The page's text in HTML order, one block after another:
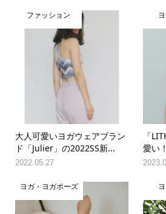
ファッション
大人可愛いヨガウェアブラン
ド「Julier」の2022SS新...
2022.05.27
「
愛い
ヨガ・ヨガポーズ